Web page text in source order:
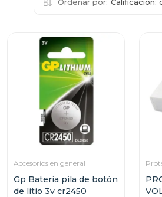
Accesorios en general
Gp Bateria pila de botón
de litio 3v cr2450